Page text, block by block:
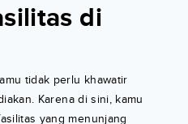
di
tidak perlu khawatir
Karena di sini, kamu
yang menunjang